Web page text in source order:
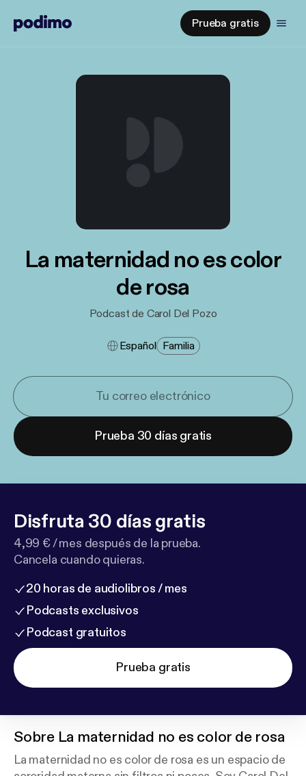
Prueba gratis
La maternidad no es color
de rosa
Podcast de Carol Del Pozo
Español Familia
Prueba 30 días gratis
Disfruta 30 días gratis
4,99 € / mes después de la prueba.
Cancela cuando quieras.
20 horas de audiolibros / mes
Podcasts exclusivos
Podcast gratuitos
Prueba gratis
Sobre La maternidad no es color de rosa
La maternidad no es color de rosa es un espacio de